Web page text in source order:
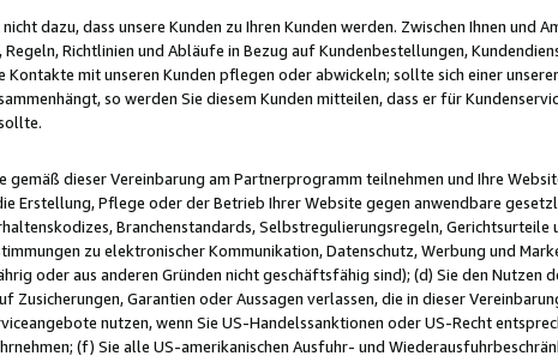
dazu, dass unsere Kunden zu Ihren Kunden werden. Zwischen Ihnen und
Richtlinien und Abläufe in Bezug auf Kundenbestellungen,
mit unseren Kunden pflegen oder abwickeln; sollte sich einer
so werden Sie diesem Kunden mitteilen, dass er für
gemäß dieser Vereinbarung am Partnerprogramm teilnehmen und Ihre
Erstellung, Pflege oder der Betrieb Ihrer Website gegen anwendbare
Branchenstandards, Selbstregulierungsregeln,
zu elektronischer Kommunikation, Datenschutz, Werbung und
oder aus anderen Gründen nicht geschäftsfähig sind); (d) Sie den Nutzen
Zusicherungen, Garantien oder Aussagen verlassen, die in dieser
nutzen, wenn Sie US-Handelssanktionen oder US-Recht
(f) Sie alle US-amerikanischen Ausfuhr- und